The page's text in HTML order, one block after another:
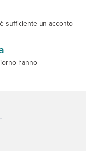
sufficiente un acconto
hanno